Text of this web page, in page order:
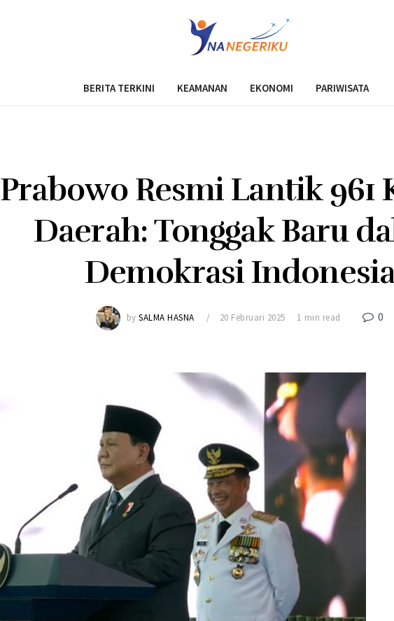
BERITA TERKINI KEAMANAN EKONOMI PARIWISATA
Prabowo Resmi Lantik 961
Daerah: Tonggak Baru
Demokrasi
by SALMA HASNA 20 Februari 2025 1 min read 0